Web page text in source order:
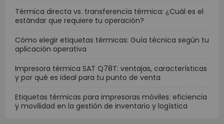
Térmica directa vs. transferencia térmica: ¿Cuál es el
estándar que requiere tu operación?
Cómo elegir etiquetas térmicas: Guía técnica según tu
aplicación operativa
Impresora térmica SAT Q78T: ventajas, características
y por qué es ideal para tu punto de venta
Etiquetas térmicas para impresoras móviles: eficiencia
y movilidad en la gestión de inventario y logística